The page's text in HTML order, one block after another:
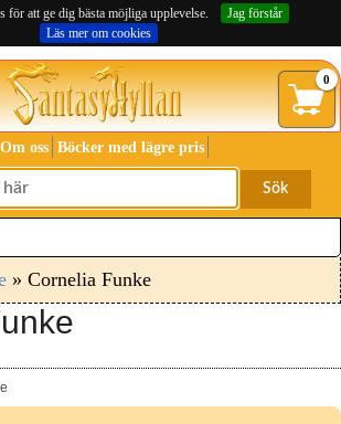
för att ge dig bästa möjliga upplevelse.
Jag förstår
Läs mer om cookies
0
Om oss Böcker med lägre pris
Sök
» Cornelia Funke